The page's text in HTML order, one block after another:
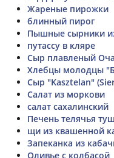
Жареные пирожки
блинный пирог
Пышные сырники
путассу в кляре
Сыр плавленый
Хлебцы молодцы
Сыр "Kasztelan"
Салат из моркови
салат сахалинский
Печень телячья
щи из квашенной
Запеканка из
Оливье с колбасой